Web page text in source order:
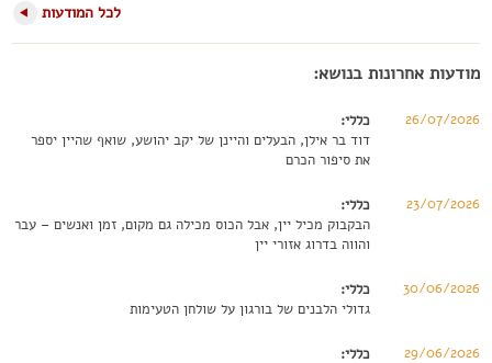
לכל המודעות
מודעות אחרונות בנושא:
26/07/2026
כללי:
דוד בר אילן, הבעלים והיינן של יקב יהושע, שואף שהיין יספר
את סיפור הכרם
23/07/2026
כללי:
הבקבוק מכיל יין, אבל הכוס מכילה גם מקום, זמן ואנשים – עבר
והווה בדרוג אזורי יין
30/06/2026
כללי:
גדולי הלבנים של בורגון על שולחן הטעימות
29/06/2026
כללי: